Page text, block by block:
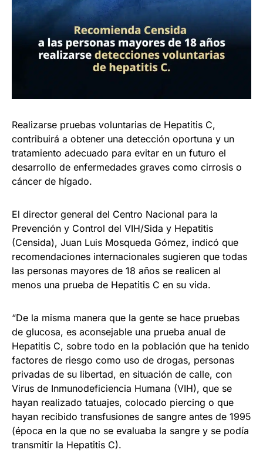
Realizarse pruebas voluntarias de Hepatitis C,
contribuirá a obtener una detección oportuna y un
tratamiento adecuado para evitar en un futuro el
desarrollo de enfermedades graves como cirrosis o
cáncer de hígado.
El director general del Centro Nacional para la
Prevención y Control del VIH/Sida y Hepatitis
(Censida), Juan Luis Mosqueda Gómez, indicó que
recomendaciones internacionales sugieren que todas
las personas mayores de 18 años se realicen al
menos una prueba de Hepatitis C en su vida.
“De la misma manera que la gente se hace pruebas
de glucosa, es aconsejable una prueba anual de
Hepatitis C, sobre todo en la población que ha tenido
factores de riesgo como uso de drogas, personas
privadas de su libertad, en situación de calle, con
Virus de Inmunodeficiencia Humana (VIH), que se
hayan realizado tatuajes, colocado piercing o que
hayan recibido transfusiones de sangre antes de 1995
(época en la que no se evaluaba la sangre y se podía
transmitir la Hepatitis C).